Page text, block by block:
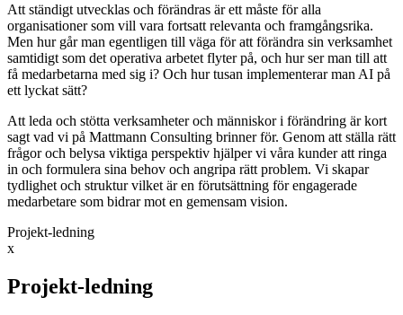
Att ständigt utvecklas och förändras är ett måste för alla
organisationer som vill vara fortsatt relevanta och framgångsrika.
Men hur går man egentligen till väga för att förändra sin verksamhet
samtidigt som det operativa arbetet flyter på, och hur ser man till att
få medarbetarna med sig i? Och hur tusan implementerar man AI på
ett lyckat sätt?
Att leda och stötta verksamheter och människor i förändring är kort
sagt vad vi på Mattmann Consulting brinner för. Genom att ställa rätt
frågor och belysa viktiga perspektiv hjälper vi våra kunder att ringa
in och formulera sina behov och angripa rätt problem. Vi skapar
tydlighet och struktur vilket är en förutsättning för engagerade
medarbetare som bidrar mot en gemensam vision.
Projekt-ledning
x
Projekt-ledning